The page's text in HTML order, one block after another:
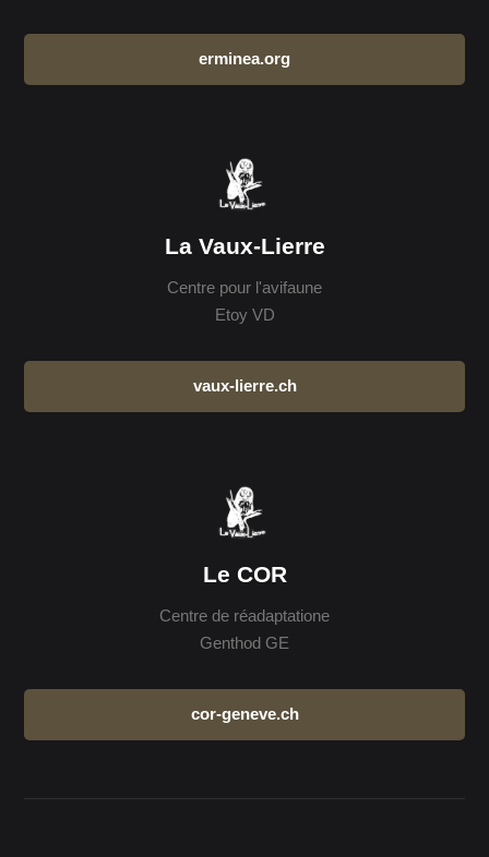
erminea.org
La Vaux-Lierre
Centre pour l'avifaune
Etoy VD
vaux-lierre.ch
Le COR
Centre de réadaptatione
Genthod GE
cor-geneve.ch